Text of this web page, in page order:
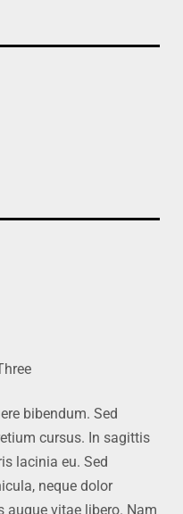
bibendum. Sed
cursus. In sagittis
lacinia eu. Sed
neque dolor
vitae libero. Nam